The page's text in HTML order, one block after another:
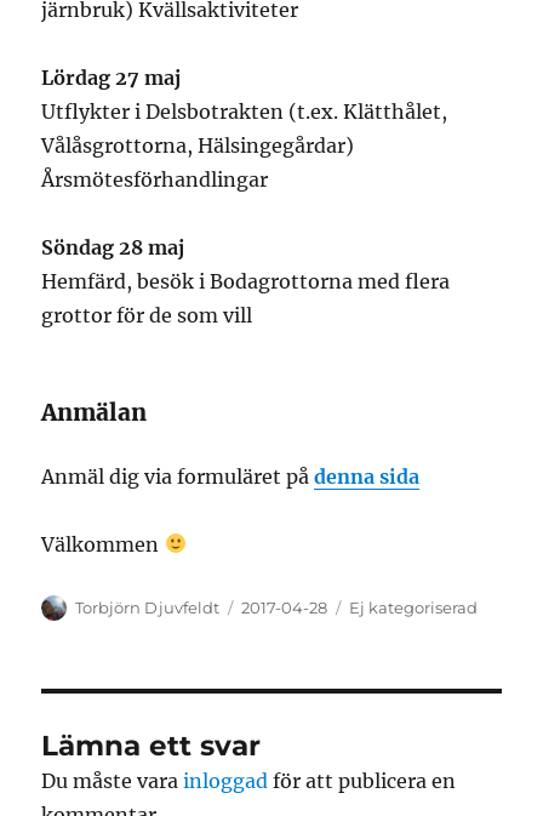
järnbruk) Kvällsaktiviteter
Lördag 27 maj
Utflykter i Delsbotrakten (t.ex. Klätthålet,
Vålåsgrottorna, Hälsingegårdar)
Årsmötesförhandlingar
Söndag 28 maj
Hemfärd, besök i Bodagrottorna med flera
grottor för de som vill
Anmälan
Anmäl dig via formuläret på denna sida
Välkommen
Författare
Torbjörn Djuvfeldt
Publicerat
2017-04-28 Kategorier
Ej kategoriserad
Lämna ett svar
Du måste varainloggad för att publicera en